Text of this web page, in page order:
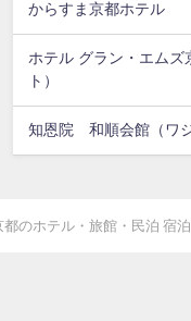
からすま京都ホテル
ホテル グラン・エムズ
ト）
知恩院 和順会館（ワ
都のホテル・旅館・民泊 宿